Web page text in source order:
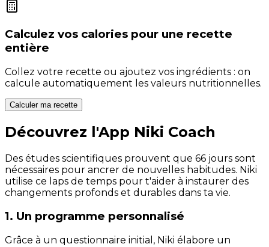
Calculez vos calories pour une recette
entière
Collez votre recette ou ajoutez vos ingrédients : on
calcule automatiquement les valeurs nutritionnelles.
Calculer ma recette
Découvrez l'App Niki Coach
Des études scientifiques prouvent que 66 jours sont
nécessaires pour ancrer de nouvelles habitudes. Niki
utilise ce laps de temps pour t'aider à instaurer des
changements profonds et durables dans ta vie.
1. Un programme personnalisé
Grâce à un questionnaire initial, Niki élabore un